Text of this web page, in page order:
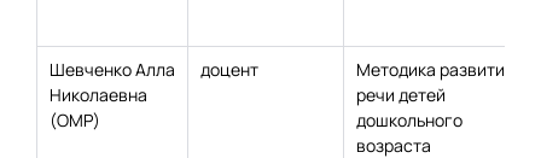
Шевченко Алла
Николаевна
(ОМР)
доцент
Методика развития
речи детей
дошкольного
возраста